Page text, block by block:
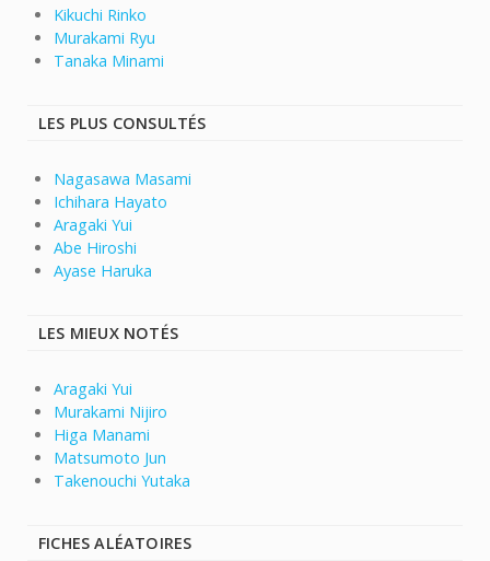
Kikuchi Rinko
Murakami Ryu
Tanaka Minami
LES PLUS CONSULTÉS
Nagasawa Masami
Ichihara Hayato
Aragaki Yui
Abe Hiroshi
Ayase Haruka
LES MIEUX NOTÉS
Aragaki Yui
Murakami Nijiro
Higa Manami
Matsumoto Jun
Takenouchi Yutaka
FICHES ALÉATOIRES